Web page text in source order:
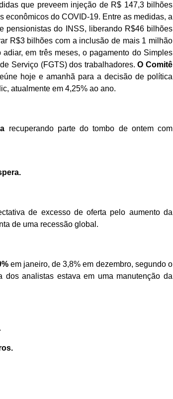
que preveem injeção de R$ 147,3 bilhões
econômicos do COVID-19. Entre as medidas, a
pensionistas do INSS, liberando R$46 bilhões
R$3 bilhões com a inclusão de mais 1 milhão
em três meses, o pagamento do Simples
Serviço (FGTS) dos trabalhadores.O Comitê
hoje e amanhã para a decisão de política
atualmente em 4,25% ao ano.
recuperando parte do tombo de ontem com
de excesso de oferta pelo aumento da
de uma recessão global.
em janeiro, de 3,8% em dezembro, segundo o
dos analistas estava em uma manutenção da